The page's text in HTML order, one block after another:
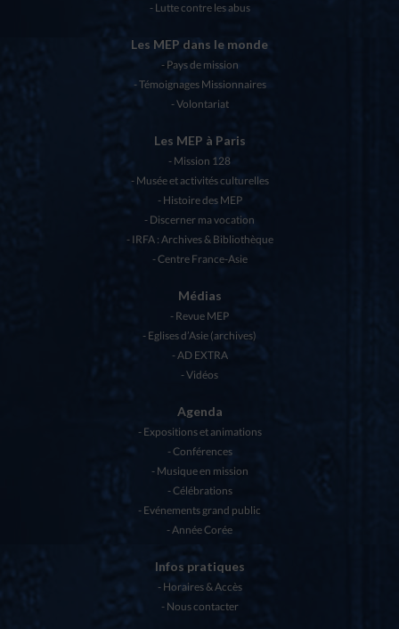
Lutte contre les abus
Les MEP dans le monde
Pays de mission
Témoignages Missionnaires
Volontariat
Les MEP à Paris
Mission 128
Musée et activités culturelles
Histoire des MEP
Discerner ma vocation
IRFA : Archives & Bibliothèque
Centre France-Asie
Médias
Revue MEP
Eglises d’Asie (archives)
AD EXTRA
Vidéos
Agenda
Expositions et animations
Conférences
Musique en mission
Célébrations
Evénements grand public
Année Corée
Infos pratiques
Horaires & Accès
Nous contacter